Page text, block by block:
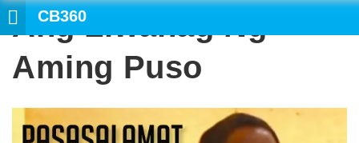
CB360
Ang Liwanag Ng
Aming Puso